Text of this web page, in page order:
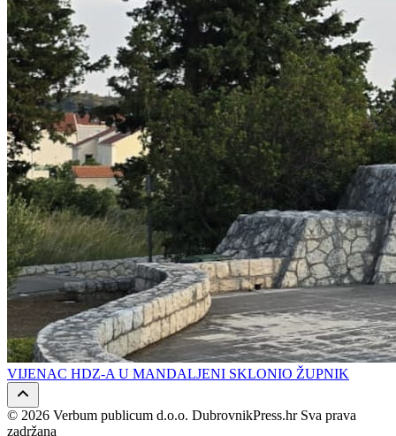
VIJENAC HDZ-A U MANDALJENI SKLONIO ŽUPNIK
© 2026 Verbum publicum d.o.o. DubrovnikPress.hr Sva prava
zadržana